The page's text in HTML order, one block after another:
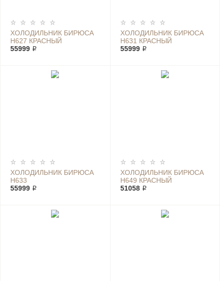
ХОЛОДИЛЬНИК БИРЮСА
H627 КРАСНЫЙ
55999 ₽
ХОЛОДИЛЬНИК БИРЮСА
H631 КРАСНЫЙ
55999 ₽
ХОЛОДИЛЬНИК БИРЮСА
H633
55999 ₽
ХОЛОДИЛЬНИК БИРЮСА
H649 КРАСНЫЙ
51058 ₽